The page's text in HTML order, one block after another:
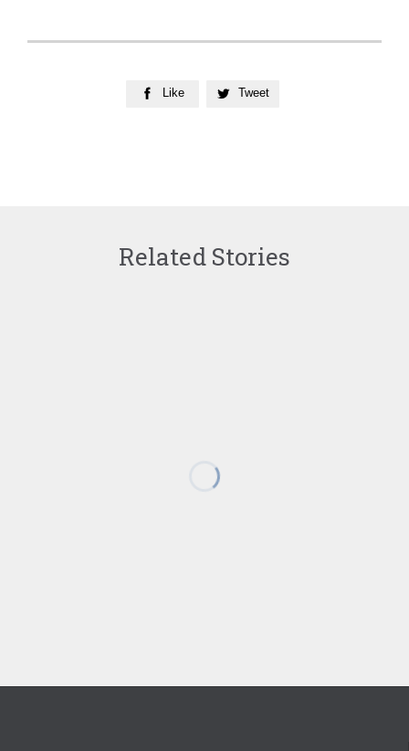
 Like  Tweet
Related Stories